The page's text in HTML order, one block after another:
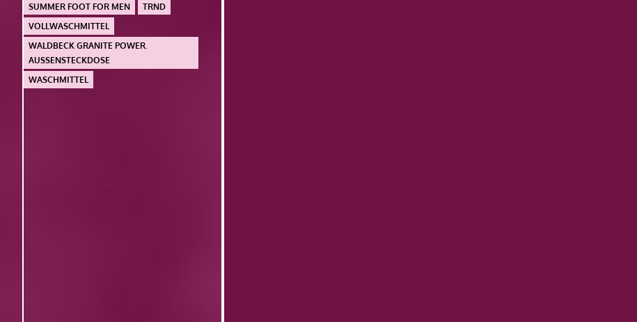
SUMMER FOOT FOR MEN
TRND
VOLLWASCHMITTEL
WALDBECK GRANITE POWER.
AUSSENSTECKDOSE
WASCHMITTEL